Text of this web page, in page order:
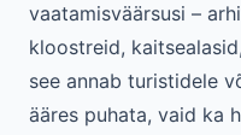
vaatamisväärsusi –
kloostreid,
see annab turistidele
ääres puhata, vaid ka